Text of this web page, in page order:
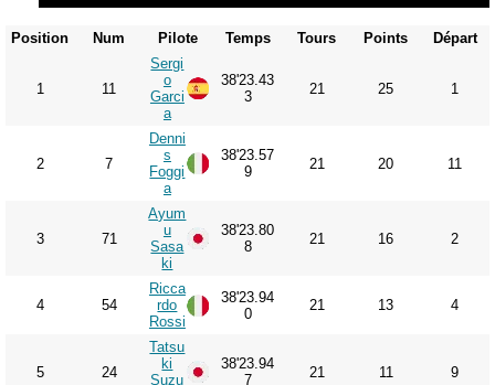
Position Num Pilote Temps Tours Points Départ
1 11
Sergi
o
Garci
a
38'23.43
3
21 25 1
2 7
Denni
s
Foggi
a
38'23.57
9
21 20 11
3 71
Ayum
u
Sasa
ki
38'23.80
8
21 16 2
4 54
Ricca
rdo
Rossi
38'23.94
0
21 13 4
5 24
Tatsu
ki
Suzu
38'23.94
7
21 11 9